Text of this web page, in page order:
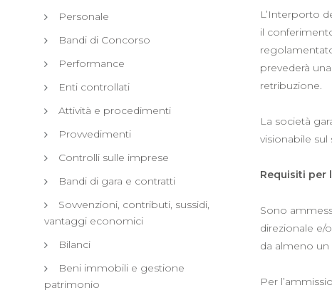
L’Interporto
il
prevederà
retribuzione.
La società
visionabile
Requisiti per
Sono
direzionale e/
da almeno un
Per
Personale
Bandi di Concorso
Performance
Enti controllati
Attività e procedimenti
Provvedimenti
Controlli sulle imprese
Bandi di gara e contratti
Sovvenzioni, contributi, sussidi,
vantaggi economici
Bilanci
Beni immobili e gestione
patrimonio